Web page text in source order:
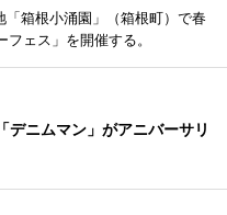
箱根小涌園」（箱根町）で春
ェス」を開催する。
デニムマン」がアニバーサリ